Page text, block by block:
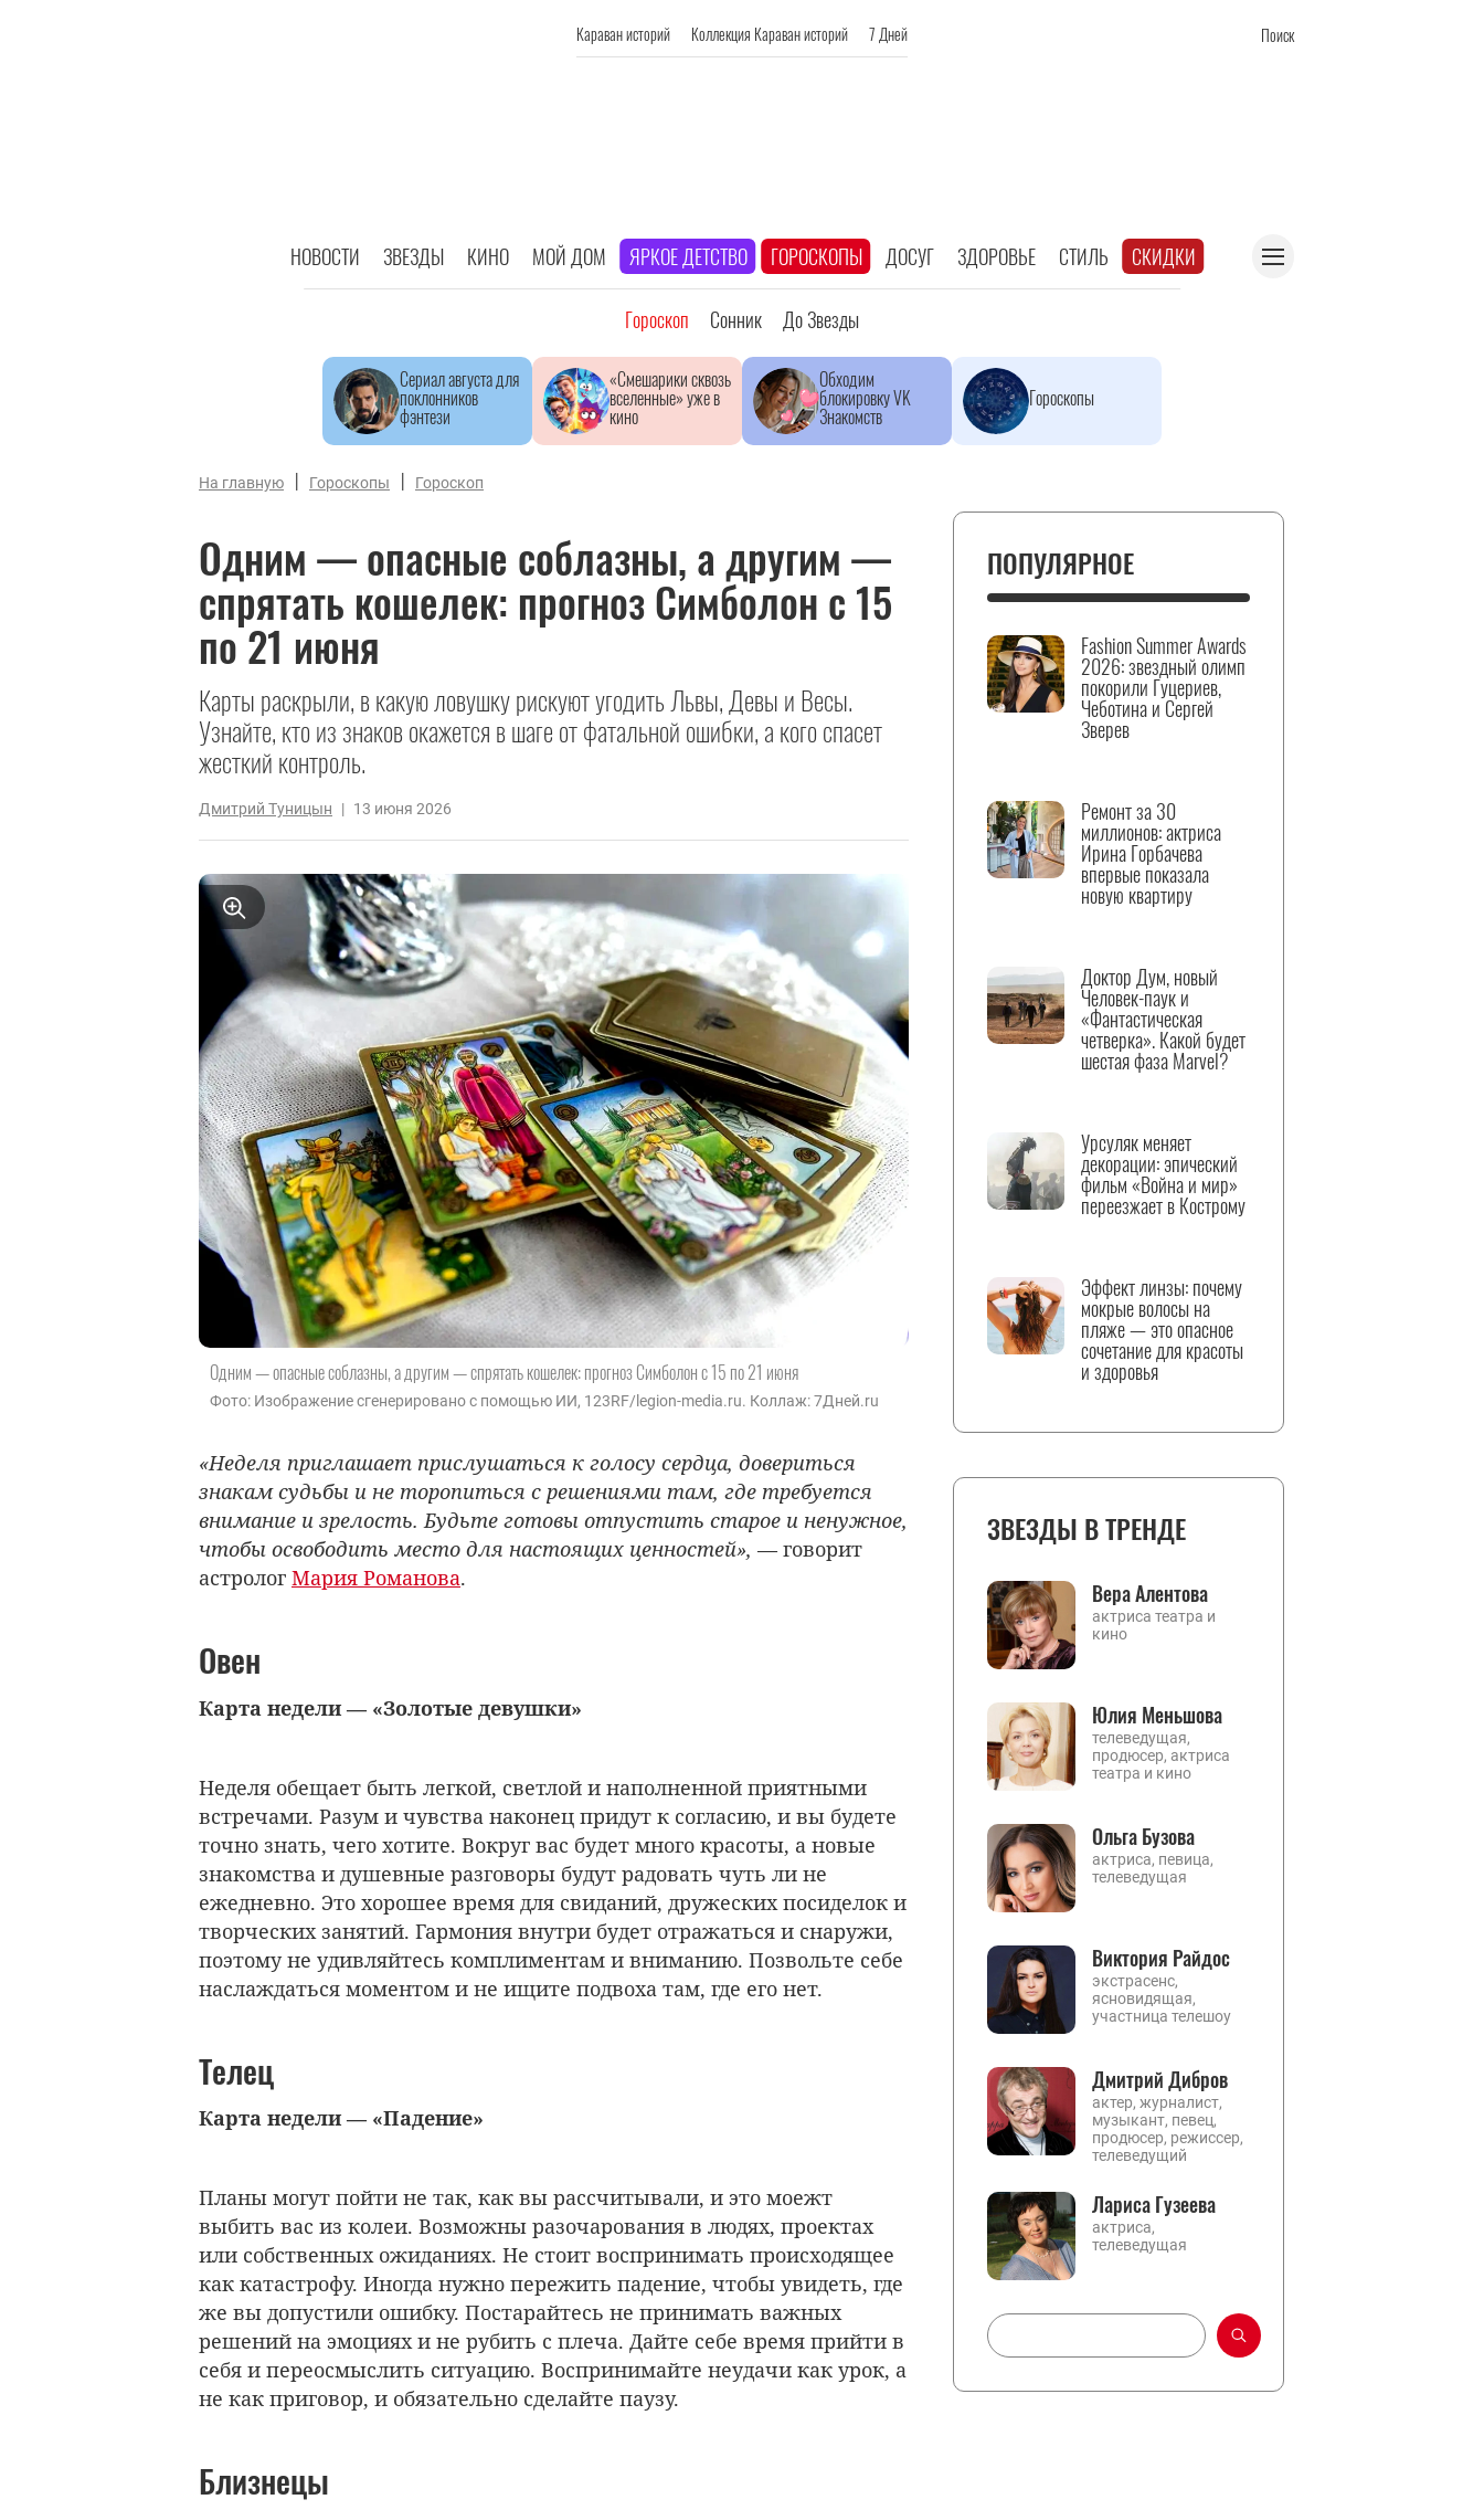
Караван историй Коллекция Караван историй 7 Дней Поиск
НОВОСТИ ЗВЕЗДЫ КИНО МОЙ ДОМ ЯРКОЕ ДЕТСТВО ГОРОСКОПЫ ДОСУГ ЗДОРОВЬЕ СТИЛЬ СКИДКИ
Гороскоп Сонник До Звезды
Сериал августа для
поклонников
фэнтези
«Смешарики сквозь
вселенные» уже в
кино
Обходим
блокировку VK
Знакомств
Гороскопы
На главную | Гороскопы | Гороскоп
Одним — опасные соблазны, а другим —
спрятать кошелек: прогноз Симболон с 15
по 21 июня
Карты раскрыли, в какую ловушку рискуют угодить Львы, Девы и Весы.
Узнайте, кто из знаков окажется в шаге от фатальной ошибки, а кого спасет
жесткий контроль.
Дмитрий Туницын | 13 июня 2026
Одним — опасные соблазны, а другим — спрятать кошелек: прогноз Симболон с 15 по 21 июня
Фото: Изображение сгенерировано с помощью ИИ, 123RF/legion-media.ru. Коллаж: 7Дней.ru
«Неделя приглашает прислушаться к голосу сердца, довериться
знакам судьбы и не торопиться с решениями там, где требуется
внимание и зрелость. Будьте готовы отпустить старое и ненужное,
чтобы освободить место для настоящих ценностей», — говорит
астролог Мария Романова.
Овен
Карта недели — «Золотые девушки»
Неделя обещает быть легкой, светлой и наполненной приятными
встречами. Разум и чувства наконец придут к согласию, и вы будете
точно знать, чего хотите. Вокруг вас будет много красоты, а новые
знакомства и душевные разговоры будут радовать чуть ли не
ежедневно. Это хорошее время для свиданий, дружеских посиделок и
творческих занятий. Гармония внутри будет отражаться и снаружи,
поэтому не удивляйтесь комплиментам и вниманию. Позвольте себе
наслаждаться моментом и не ищите подвоха там, где его нет.
Телец
Карта недели — «Падение»
Планы могут пойти не так, как вы рассчитывали, и это моежт
выбить вас из колеи. Возможны разочарования в людях, проектах
или собственных ожиданиях. Не стоит воспринимать происходящее
как катастрофу. Иногда нужно пережить падение, чтобы увидеть, где
же вы допустили ошибку. Постарайтесь не принимать важных
решений на эмоциях и не рубить с плеча. Дайте себе время прийти в
себя и переосмыслить ситуацию. Воспринимайте неудачи как урок, а
не как приговор, и обязательно сделайте паузу.
Близнецы
ПОПУЛЯРНОЕ
Fashion Summer Awards
2026: звездный олимп
покорили Гуцериев,
Чеботина и Сергей
Зверев
Ремонт за 30
миллионов: актриса
Ирина Горбачева
впервые показала
новую квартиру
Доктор Дум, новый
Человек-паук и
«Фантастическая
четверка». Какой будет
шестая фаза Marvel?
Урсуляк меняет
декорации: эпический
фильм «Война и мир»
переезжает в Кострому
Эффект линзы: почему
мокрые волосы на
пляже — это опасное
сочетание для красоты
и здоровья
ЗВЕЗДЫ В ТРЕНДЕ
Вера Алентова
актриса театра и
кино
Юлия Меньшова
телеведущая,
продюсер, актриса
театра и кино
Ольга Бузова
актриса, певица,
телеведущая
Виктория Райдос
экстрасенс,
ясновидящая,
участница телешоу
Дмитрий Дибров
актер, журналист,
музыкант, певец,
продюсер, режиссер,
телеведущий
Лариса Гузеева
актриса,
телеведущая